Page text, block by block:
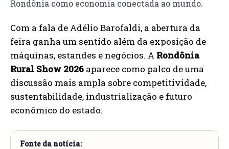
Rondônia como economia conectada ao mundo.
Com a fala de Adélio Barofaldi, a abertura da
feira ganha um sentido além da exposição de
máquinas, estandes e negócios. A Rondônia
Rural Show 2026 aparece como palco de uma
discussão mais ampla sobre competitividade,
sustentabilidade, industrialização e futuro
econômico do estado.
Fonte da notícia: